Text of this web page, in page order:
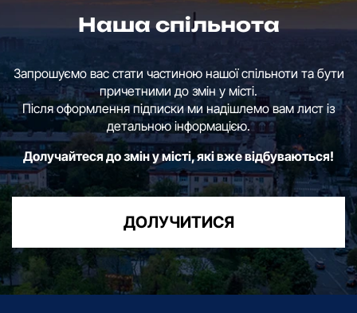
Наша спільнота
Запрошуємо вас стати частиною нашої спільноти та бути
причетними до змін у місті.
Після оформлення підписки ми надішлемо вам лист із
детальною інформацією.
Долучайтеся до змін у місті, які вже відбуваються!
ДОЛУЧИТИСЯ